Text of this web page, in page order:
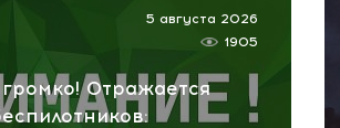
Отражается
5 августа 2026
1905